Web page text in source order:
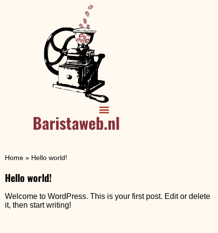
Home » Hello world!
Hello world!
Welcome to WordPress. This is your first post. Edit or delete
it, then start writing!